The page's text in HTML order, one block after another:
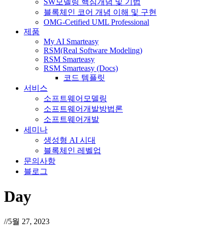
SW모델링 핵심개념 및 기법
블록체인 코어 개념 이해 및 구현
OMG-Cetified UML Professional
제품
My AI Smarteasy
RSM(Real Software Modeling)
RSM Smarteasy
RSM Smarteasy (Docs)
코드 템플릿
서비스
소프트웨어모델링
소프트웨어개발방법론
소프트웨어개발
세미나
생성형 AI 시대
블록체인 레벨업
문의사항
블로그
Day
//5월 27, 2023